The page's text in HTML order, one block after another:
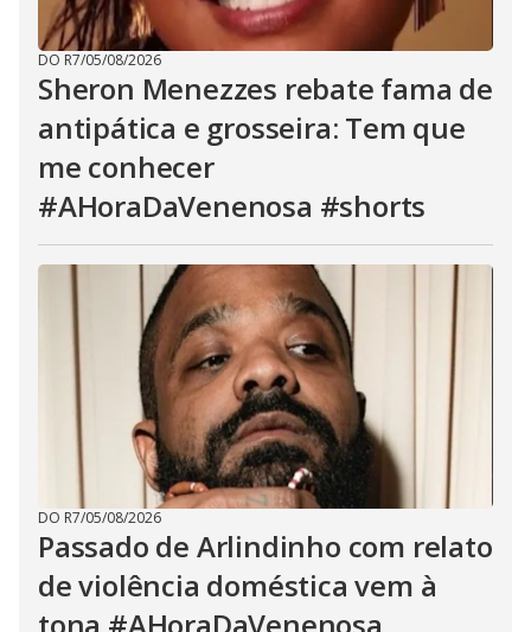
DO R7/05/08/2026
Sheron Menezzes rebate fama de
antipática e grosseira: Tem que
me conhecer
#AHoraDaVenenosa #shorts
DO R7/05/08/2026
Passado de Arlindinho com relato
de violência doméstica vem à